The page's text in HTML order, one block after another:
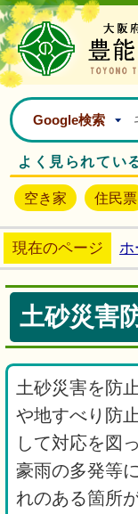
Google検索
よく見られてい
空き家 住民票
現在のページ ホ
土砂災害
土砂災害を防
や地すべり防
して対応を図
豪雨の多発等
れのある箇所